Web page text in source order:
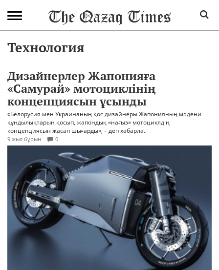
Технология
Дизайнерлер Жапонияға
«Самурай» мотоциклінің
концепциясын ұсынды
«Белорусия мен Украинаның қос дизайнеры Жапонияның мәдени
құндылықтарын қосып, жапондық «нағыз» мотоциклдің
концепциясын жасап шығарды», – деп хабарла..
9 жыл бұрын 0